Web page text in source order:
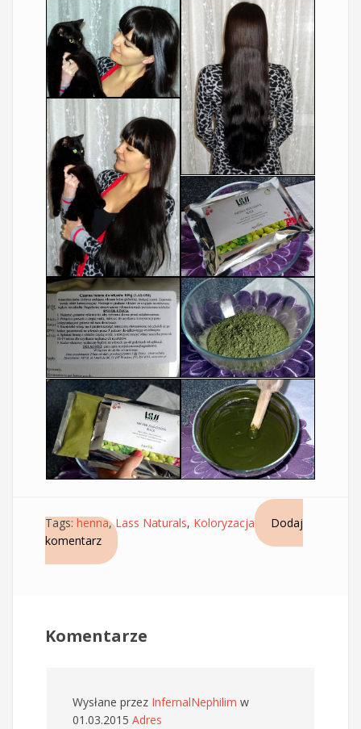
Tags: henna,Lass Naturals, Koloryzacja
Dodaj
komentarz
Komentarze
Wysłane przez InfernalNephilim w
01.03.2015 Adres